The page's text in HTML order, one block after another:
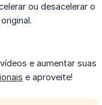
ou desacelerar o
e aumentar suas
e aproveite!